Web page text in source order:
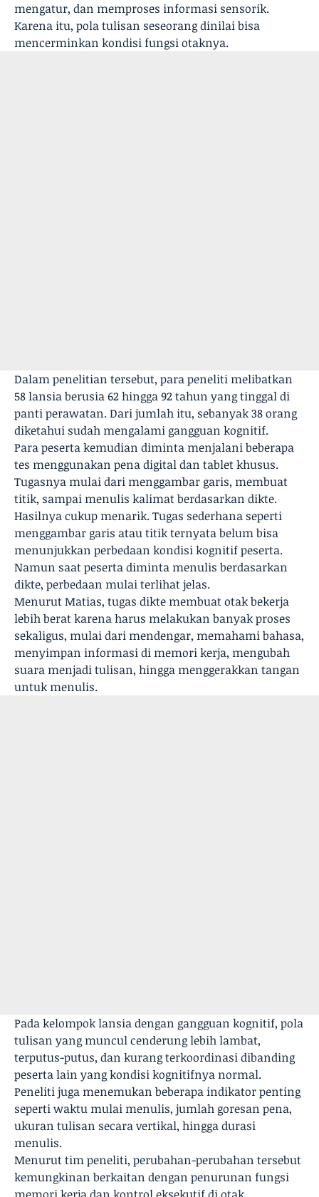
mengatur, dan memproses informasi sensorik.
Karena itu, pola tulisan seseorang dinilai bisa
mencerminkan kondisi fungsi otaknya.
Dalam penelitian tersebut, para peneliti melibatkan
58 lansia berusia 62 hingga 92 tahun yang tinggal di
panti perawatan. Dari jumlah itu, sebanyak 38 orang
diketahui sudah mengalami gangguan kognitif.
Para peserta kemudian diminta menjalani beberapa
tes menggunakan pena digital dan tablet khusus.
Tugasnya mulai dari menggambar garis, membuat
titik, sampai menulis kalimat berdasarkan dikte.
Hasilnya cukup menarik. Tugas sederhana seperti
menggambar garis atau titik ternyata belum bisa
menunjukkan perbedaan kondisi kognitif peserta.
Namun saat peserta diminta menulis berdasarkan
dikte, perbedaan mulai terlihat jelas.
Menurut Matias, tugas dikte membuat otak bekerja
lebih berat karena harus melakukan banyak proses
sekaligus, mulai dari mendengar, memahami bahasa,
menyimpan informasi di memori kerja, mengubah
suara menjadi tulisan, hingga menggerakkan tangan
untuk menulis.
Pada kelompok lansia dengan gangguan kognitif, pola
tulisan yang muncul cenderung lebih lambat,
terputus-putus, dan kurang terkoordinasi dibanding
peserta lain yang kondisi kognitifnya normal.
Peneliti juga menemukan beberapa indikator penting
seperti waktu mulai menulis, jumlah goresan pena,
ukuran tulisan secara vertikal, hingga durasi
menulis.
Menurut tim peneliti, perubahan-perubahan tersebut
kemungkinan berkaitan dengan penurunan fungsi